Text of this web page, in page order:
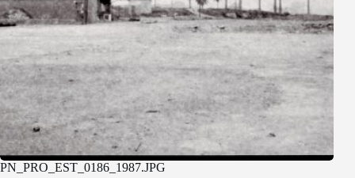
PN_PRO_EST_0186_1987.JPG